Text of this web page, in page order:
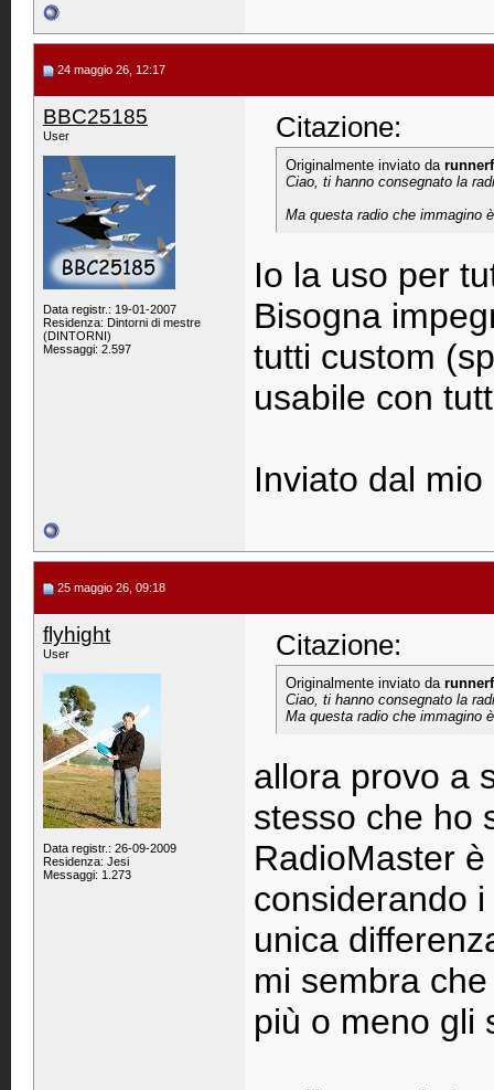
24 maggio 26, 12:17
BBC25185
User
Data registr.: 19-01-2007
Residenza: Dintorni di mestre
(DINTORNI)
Messaggi: 2.597
Citazione:
Originalmente inviato da
Ciao, ti hanno consegnato la
Ma questa radio che immagino
Io la uso per
Bisogna
tutti custom
usabile con
Inviato dal
25 maggio 26, 09:18
flyhight
User
Data registr.: 26-09-2009
Residenza: Jesi
Messaggi: 1.273
Citazione:
Originalmente inviato da
Ciao, ti hanno consegnato la
Ma questa radio che immagino
allora provo a
stesso che ho
RadioMaster
considerando
unica
mi sembra
più o meno gli